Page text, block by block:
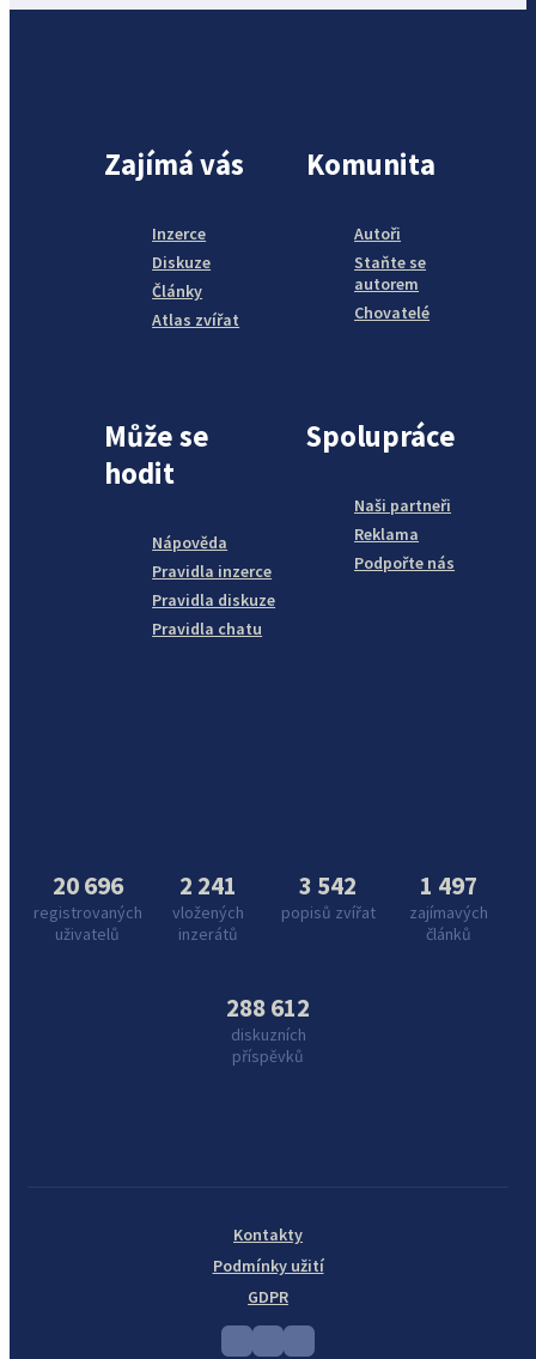
Zajímá vás
Inzerce
Diskuze
Články
Atlas zvířat
Komunita
Autoři
Staňte se
autorem
Chovatelé
Může se
hodit
Nápověda
Pravidla inzerce
Pravidla diskuze
Pravidla chatu
Spolupráce
Naši partneři
Reklama
Podpořte nás
20 696
registrovaných
uživatelů
2 241
vložených
inzerátů
3 542
popisů zvířat
1 497
zajímavých
článků
288 612
diskuzních
příspěvků
Kontakty
Podmínky užití
GDPR